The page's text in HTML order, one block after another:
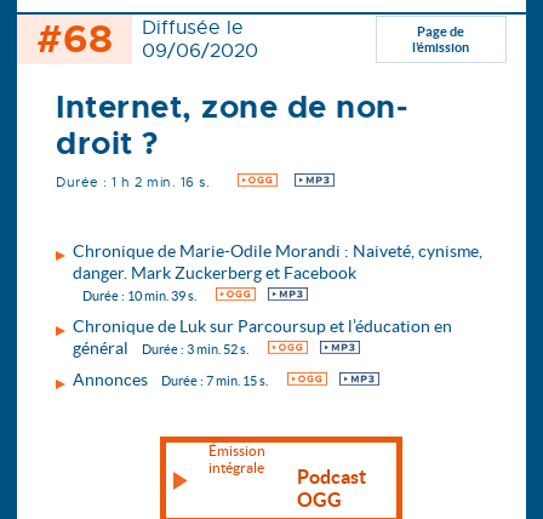
#68
Diffusée le
09/06/2020
Page de
l’émission
Internet, zone de non-
droit ?
Durée : 1 h 2 min. 16 s. OGG MP3
Chronique de Marie-Odile Morandi : Naiveté, cynisme,
danger. Mark Zuckerberg et Facebook
Durée : 10 min. 39 s. OGG MP3
Chronique de Luk sur Parcoursup et l’éducation en
général
Durée : 3 min. 52 s. OGG MP3
Annonces Durée : 7 min. 15 s. OGG MP3
Émission
intégrale
Podcast
OGG